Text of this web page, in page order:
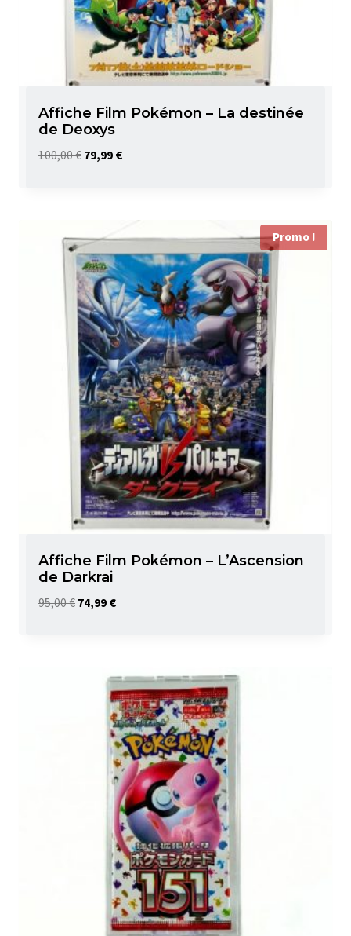
Affiche Film Pokémon – La destinée
de Deoxys
100,00€ Le
100,00 €.
79,99 €Le
est :
79,99 €.
Promo !
Affiche Film Pokémon – L’Ascension
de Darkrai
95,00€ Le
95,00 €.
74,99 €Le
74,99 €.